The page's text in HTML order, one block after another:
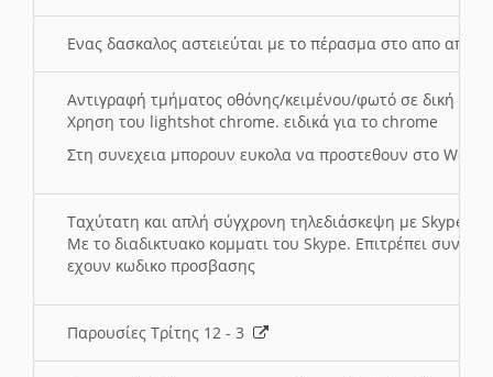
Ενας δασκαλος αστειεύται με το πέρασμα στο απο
Αντιγραφή τμήματος οθόνης/κειμένου/φωτό σε δική
Χρηση του lightshot chrome. ειδικά για το chrome
Στη συνεχεια μπορουν ευκολα να προστεθουν στο Word
Ταχύτατη και απλή σύγχρονη τηλεδιάσκεψη με Skype
Με το διαδικτυακο κομματι του Skype. Επιτρέπει
εχουν κωδικο προσβασης
Παρουσίες Τρίτης 12 - 3